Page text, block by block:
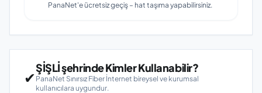
PanaNet'e ücretsiz geçiş – hat taşıma yapabilirsiniz.
✔
ŞİŞLİ şehrinde Kimler Kullanabilir?
PanaNet Sınırsız Fiber İnternet bireysel ve kurumsal
kullanıcılara uygundur.